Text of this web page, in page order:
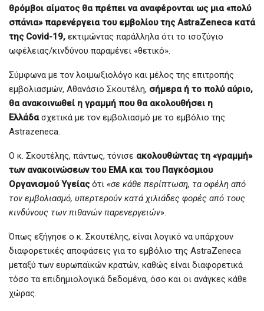
θρόμβοι αίματος θα πρέπει να αναφέρονται ως μια «πολύ
σπάνια» παρενέργεια του εμβολίου της AstraZeneca κατά
της Covid-19, εκτιμώντας παράλληλα ότι το ισοζύγιο
ωφέλειας/κινδύνου παραμένει «θετικό».
Σύμφωνα με τον λοιμωξιολόγο και μέλος της επιτροπής
εμβολιασμών, Αθανάσιο Σκουτέλη, σήμερα ή το πολύ αύριο,
θα ανακοινωθεί η γραμμή που θα ακολουθήσει η
Ελλάδασχετικά με τον εμβολιασμό με το εμβόλιο της
Astrazeneca.
O κ. Σκουτέλης, πάντως, τόνισε ακολουθώντας τη «γραμμή»
των ανακοινώσεων του ΕΜΑ και του Παγκόσμιου
Οργανισμού Υγείας ότι «σε κάθε περίπτωση, τα οφέλη από
τον εμβολιασμό, υπερτερούν κατά χιλιάδες φορές από τους
κινδύνους των πιθανών παρενεργειών».
Όπως εξήγησε ο κ. Σκουτέλης, είναι λογικό να υπάρχουν
διαφορετικές αποφάσεις για το εμβόλιο της AstraZeneca
μεταξύ των ευρωπαϊκών κρατών, καθώς είναι διαφορετικά
τόσο τα επιδημιολογικά δεδομένα, όσο και οι ανάγκες κάθε
χώρας.